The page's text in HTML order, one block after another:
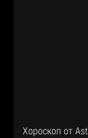
Хороскоп от